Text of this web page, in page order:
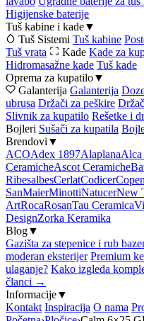
Higijenske baterije
Tuš kabine i kade▼
Tuš Sistemi Tuš kabine
Tuš vrata
Kade Kade za
Hidromasažne kade Tuš kade
Oprema za kupatilo▼
Galanterija Galanterija
ubrusa Držači za peškire
Slivnik za kupatilo Rešetke i
Bojleri Sušači za kupatila
Brendovi ▼
ACOAdex 1897AlaplanaAlca
CeramicheAscot Ceramiche
RibesalbesCerlatCodicerCopen
SanMaierMinottiNatucerNew
ArtRocaRosanTau Ceramica
DesignZorka Keramika
Blog▼
Gazišta za stepenice i rub
moderan eksterijer Premium
ulaganje? Kako izgleda
članci →
Informacije▼
Kontakt Inspiracija O nama